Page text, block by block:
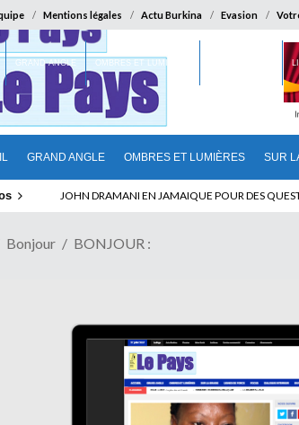
Mentions légales Actu Burkina Evasion
GRAND ANGLE OMBRES ET LUMIÈRES SUR
GRAND ANGLE OMBRES ET LUMIÈRES
ELECTION DE TALON A LA TETE DU SENAT
Bonjour BONJOUR :